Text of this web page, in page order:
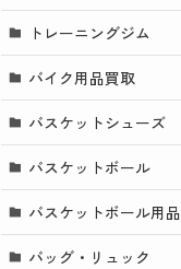
トレーニングジム
バイク用品買取
バスケットシューズ
バスケットボール
バスケットボール用品
バッグ・リュック